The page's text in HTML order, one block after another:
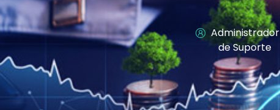
Administrador
de Suporte